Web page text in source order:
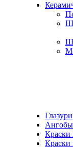
Глазури
Ангобы
Краски
Краски